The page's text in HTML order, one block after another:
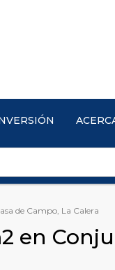
de Campo, La Calera
en